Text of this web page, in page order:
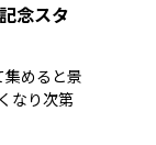
念スタ
めると景
なり次第